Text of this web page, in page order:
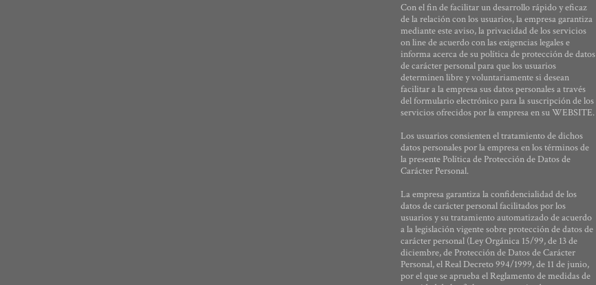
Con el fin de facilitar un desarrollo rápido y eficaz
de la relación con los usuarios, la empresa garantiza
mediante este aviso, la privacidad de los servicios
on line de acuerdo con las exigencias legales e
informa acerca de su política de protección de datos
de carácter personal para que los usuarios
determinen libre y voluntariamente si desean
facilitar a la empresa sus datos personales a través
del formulario electrónico para la suscripción de los
servicios ofrecidos por la empresa en su WEBSITE.
Los usuarios consienten el tratamiento de dichos
datos personales por la empresa en los términos de
la presente Política de Protección de Datos de
Carácter Personal.
La empresa garantiza la confidencialidad de los
datos de carácter personal facilitados por los
usuarios y su tratamiento automatizado de acuerdo
a la legislación vigente sobre protección de datos de
carácter personal (Ley Orgánica 15/99, de 13 de
diciembre, de Protección de Datos de Carácter
Personal, el Real Decreto 994/1999, de 11 de junio,
por el que se aprueba el Reglamento de medidas de